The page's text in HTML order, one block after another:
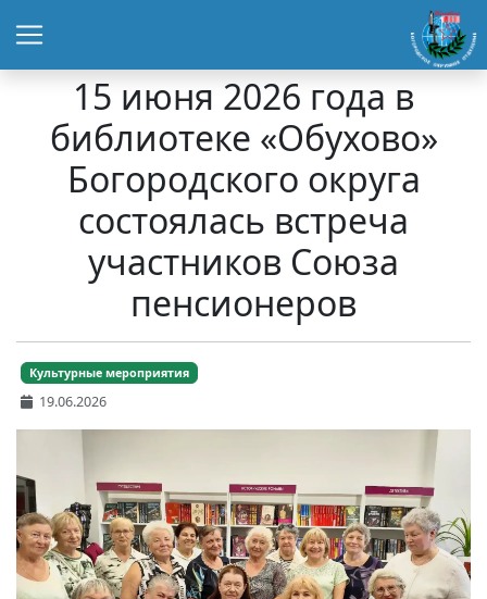
15 июня 2026 года в
библиотеке «Обухово»
Богородского округа
состоялась встреча
участников Союза
пенсионеров
Культурные мероприятия
19.06.2026